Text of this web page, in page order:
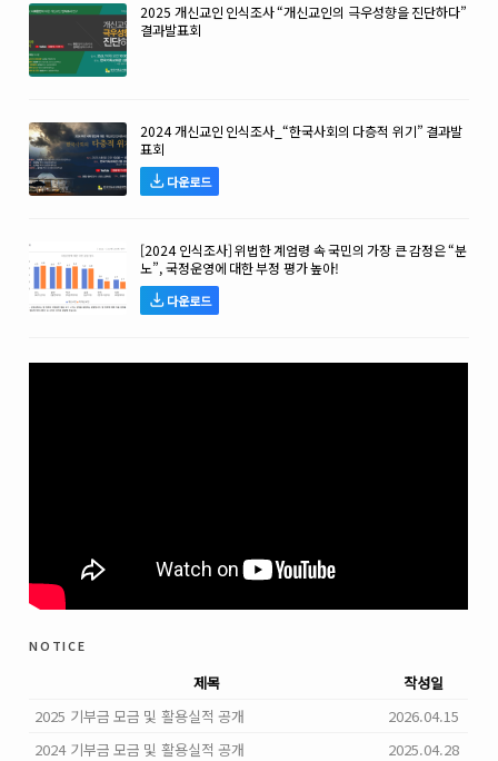
2025 개신교인 인식조사 “개신교인의 극우성향을 진단하다”
결과발표회
2024 개신교인 인식조사_“한국사회의 다층적 위기” 결과발
표회
다운로드
[2024 인식조사] 위법한 계엄령 속 국민의 가장 큰 감정은 “분
노”, 국정운영에 대한 부정 평가 높아!
다운로드
notice
제목
작성일
2025 기부금 모금 및 활용실적 공개
2026.04.15
2024 기부금 모금 및 활용실적 공개
2025.04.28